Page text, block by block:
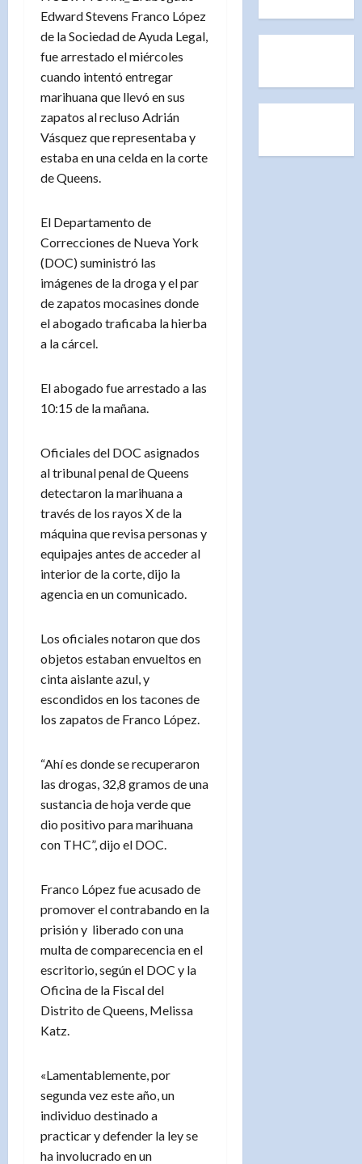
Edward Stevens Franco López
de la Sociedad de Ayuda Legal,
fue arrestado el miércoles
cuando intentó entregar
marihuana que llevó en sus
zapatos al recluso Adrián
Vásquez que representaba y
estaba en una celda en la corte
de Queens.
El Departamento de
Correcciones de Nueva York
(DOC) suministró las
imágenes de la droga y el par
de zapatos mocasines donde
el abogado traficaba la hierba
a la cárcel.
El abogado fue arrestado a las
10:15 de la mañana.
Oficiales del DOC asignados
al tribunal penal de Queens
detectaron la marihuana a
través de los rayos X de la
máquina que revisa personas y
equipajes antes de acceder al
interior de la corte, dijo la
agencia en un comunicado.
Los oficiales notaron que dos
objetos estaban envueltos en
cinta aislante azul, y
escondidos en los tacones de
los zapatos de Franco López.
“Ahí es donde se recuperaron
las drogas, 32,8 gramos de una
sustancia de hoja verde que
dio positivo para marihuana
con THC”, dijo el DOC.
Franco López fue acusado de
promover el contrabando en la
prisión y liberado con una
multa de comparecencia en el
escritorio, según el DOC y la
Oficina de la Fiscal del
Distrito de Queens, Melissa
Katz.
«Lamentablemente, por
segunda vez este año, un
individuo destinado a
practicar y defender la ley se
ha involucrado en un